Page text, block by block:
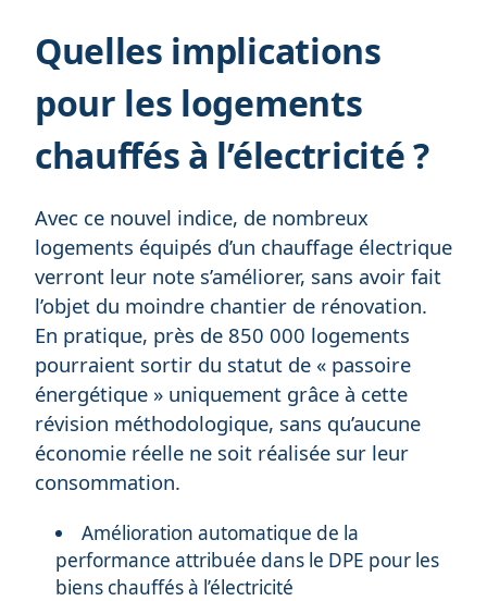
Quelles implications
pour les logements
chauffés à l’électricité ?
Avec ce nouvel indice, de nombreux
logements équipés d’un chauffage électrique
verront leur note s’améliorer, sans avoir fait
l’objet du moindre chantier de rénovation.
En pratique, près de 850 000 logements
pourraient sortir du statut de « passoire
énergétique » uniquement grâce à cette
révision méthodologique, sans qu’aucune
économie réelle ne soit réalisée sur leur
consommation.
Amélioration automatique de la
performance attribuée dans le DPE pour les
biens chauffés à l’électricité